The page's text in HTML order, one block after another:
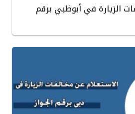
الزيارة في أبوظبي برقم